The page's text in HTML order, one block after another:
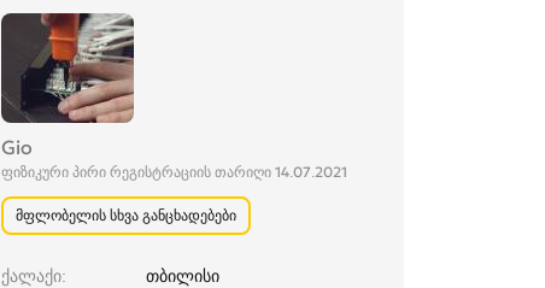
Gio
ფიზიკური პირი რეგისტრაციის თარიღი 14.07.2021
მფლობელის სხვა განცხადებები
ქალაქი თბილისი